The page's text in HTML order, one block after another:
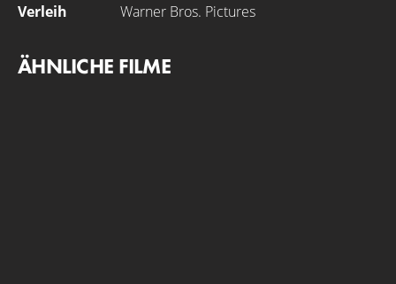
Verleih
Warner Bros. Pictures
ÄHNLICHE FILME